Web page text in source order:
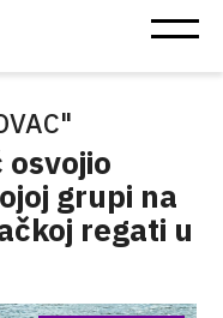
osvojio
grupi na
regati u